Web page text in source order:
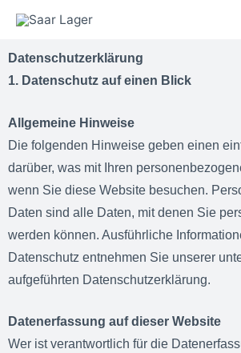
Datenschutzerklärung
1. Datenschutz auf einen Blick
Allgemeine Hinweise
Die folgenden Hinweise geben einen
darüber, was mit Ihren
wenn Sie diese Website besuchen.
Daten sind alle Daten, mit denen Sie
werden können. Ausführliche
Datenschutz entnehmen Sie unserer
aufgeführten Datenschutzerklärung.
Datenerfassung auf dieser Website
Wer ist verantwortlich für die